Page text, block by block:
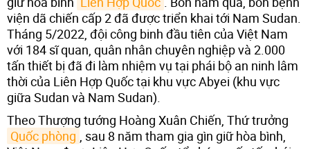
viện dã chiến cấp 2 đã được triển khai tới Nam Sudan.
Tháng 5/2022, đội công binh đầu tiên của Việt Nam
với 184 sĩ quan, quân nhân chuyên nghiệp và 2.000
tấn thiết bị đã đi làm nhiệm vụ tại phái bộ an ninh lâm
thời của Liên Hợp Quốc tại khu vực Abyei (khu vực
giữa Sudan và Nam Sudan).
Theo Thượng tướng Hoàng Xuân Chiến, Thứ trưởng
Quốc phòng
, sau 8 năm tham gia gìn giữ hòa bình,